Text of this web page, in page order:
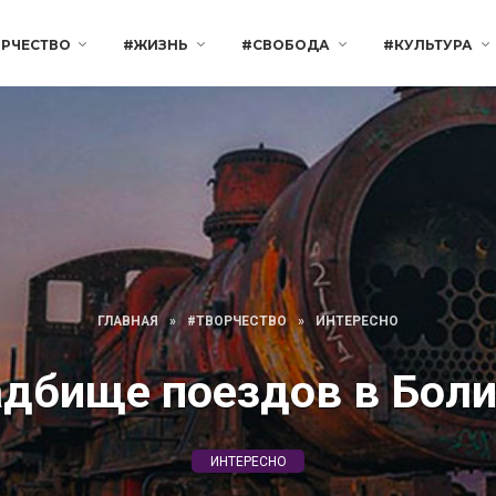
#ЖИЗНЬ #СВОБОДА #КУЛЬТУРА
ГЛАВНАЯ » #ТВОРЧЕСТВО » ИНТЕРЕСНО
поездов в
ИНТЕРЕСНО